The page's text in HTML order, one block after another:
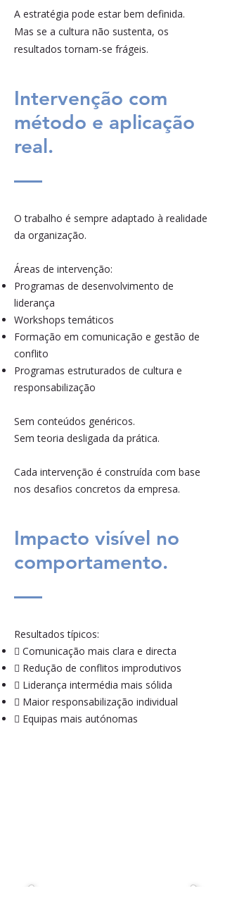
A estratégia pode estar bem definida.
Mas se a cultura não sustenta, os
resultados tornam-se frágeis.
Intervenção com
método e aplicação
real.
O trabalho é sempre adaptado à realidade
da organização.
Áreas de intervenção:
Programas de desenvolvimento de
liderança
Workshops temáticos
Formação em comunicação e gestão de
conflito
Programas estruturados de cultura e
responsabilização
Sem conteúdos genéricos.
Sem teoria desligada da prática.
Cada intervenção é construída com base
nos desafios concretos da empresa.
Impacto visível no
comportamento.
Resultados típicos:
 Comunicação mais clara e directa
 Redução de conflitos improdutivos
 Liderança intermédia mais sólida
 Maior responsabilização individual
 Equipas mais autónomas